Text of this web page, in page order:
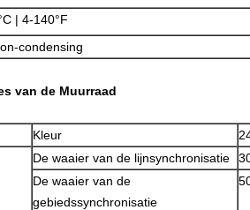
| 4-140°F
condensing
van de Muurraad
Kleur
De waaier van de lijnsynchronisatie
De waaier van de
gebiedssynchronisatie